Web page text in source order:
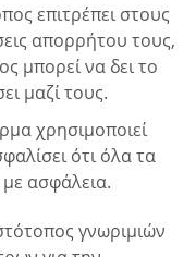
επιτρέπει στους
απορρήτου τους,
μπορεί να δει το
μαζί τους.
χρησιμοποιεί
ότι όλα τα
ασφάλεια.
γνωριμιών